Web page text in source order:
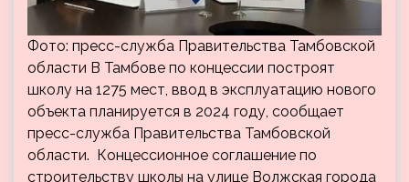
Фото: пресс-служба Правительства Тамбовской
области В Тамбове по концессии построят
школу на 1275 мест, ввод в эксплуатацию нового
объекта планируется в 2024 году, сообщает
пресс-служба Правительства Тамбовской
области. Концессионное соглашение по
строительству школы на улице Волжская города